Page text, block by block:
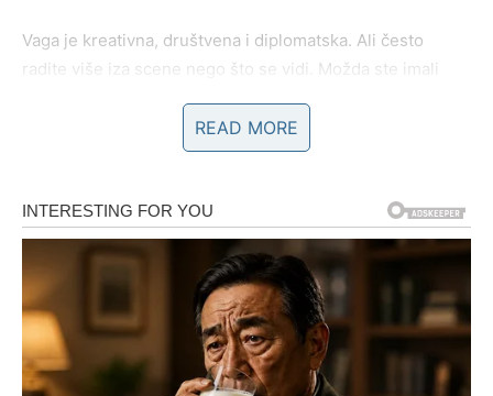
Vaga je kreativna, društvena i diplomatska. Ali često
radite više iza scene nego što se vidi. Možda ste imali
Zvezde sada menjaju dinamiku.
Moguće je:
nova poslovna ponuda
projekat koji dolazi preko poznanstva
saradnja koja vam donosi stabilniji prihod
READ MORE